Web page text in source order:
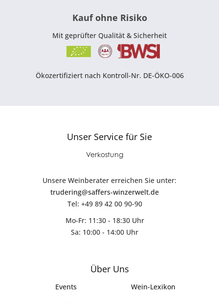
Kauf ohne Risiko
Mit geprüfter Qualität & Sicherheit
Ökozertifiziert nach Kontroll-Nr. DE-ÖKO-006
Unser Service für Sie
Verkostung
Unsere Weinberater erreichen Sie unter:
trudering@saffers-winzerwelt.de
Tel: +49 89 42 00 90-90
Mo-Fr: 11:30 - 18:30 Uhr
Sa: 10:00 - 14:00 Uhr
Über Uns
Events Wein-Lexikon